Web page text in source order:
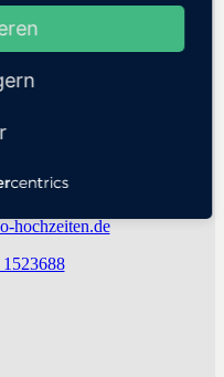
hochzeiten.de